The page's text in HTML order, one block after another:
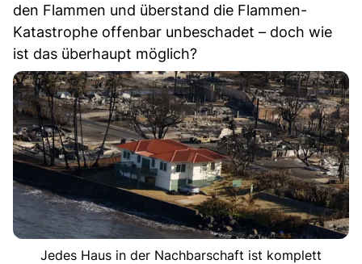
den Flammen und überstand die Flammen-
Katastrophe offenbar unbeschadet – doch wie
ist das überhaupt möglich?
Jedes Haus in der Nachbarschaft ist komplett